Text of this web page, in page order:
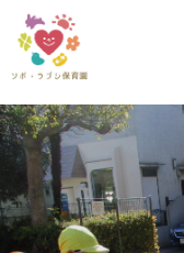
Skip
content